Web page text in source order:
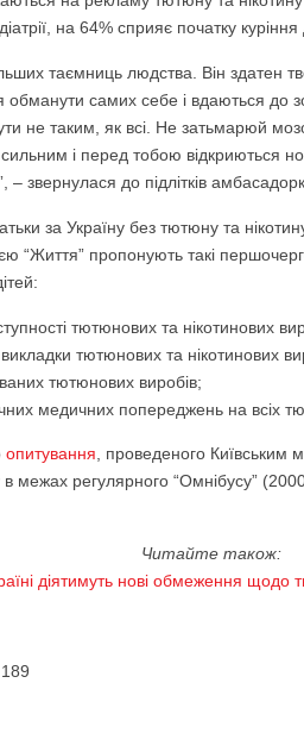
на 64% сприяє початку куріння
таємниць людства. Він здатен
самих себе і вдаються до
не таким, як всі. Не затьмарюй
і перед тобою відкриються
– звернулася до підлітків
за Україну без тютюну та
“Життя” пропонують такі
тютюнових та нікотинових
тютюнових та нікотинових
тютюнових виробів;
медичних попереджень на всіх
опитування , проведеного Київським
в межах регулярного “Омнібусу”
Читайте також:
діятимуть нові обмеження щодо
189